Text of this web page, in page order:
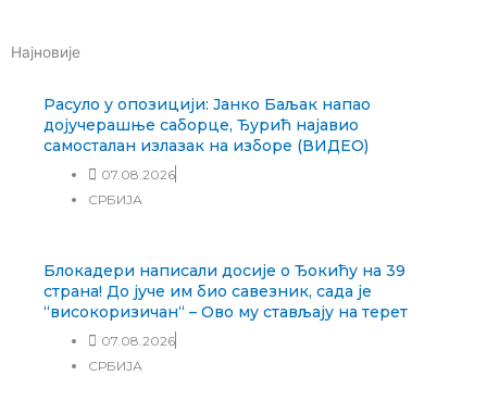
Најновије
Расуло у опозицији: Јанко Баљак напао
дојучерашње саборце, Ђурић најавио
самосталан излазак на изборе (ВИДЕО)
07.08.2026
СРБИЈА
Блокадери написали досије о Ђокићу на 39
страна! До јуче им био савезник, сада је
“високоризичан“ – Ово му стављају на терет
07.08.2026
СРБИЈА